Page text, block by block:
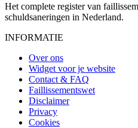
Het complete register van
schuldsaneringen in Nederland.
INFORMATIE
Over ons
Widget voor je website
Contact & FAQ
Faillissementswet
Disclaimer
Privacy
Cookies